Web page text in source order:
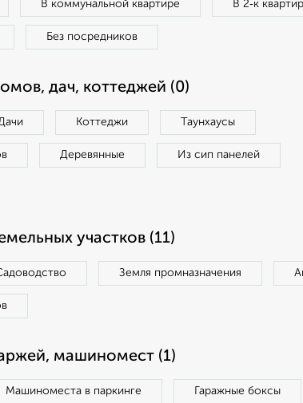
В коммунальной квартире В 2‑к
Без посредников
дач, коттеджей (0)
Коттеджи Таунхаусы
Деревянные Из сип панелей
участков (11)
Земля промназначения
машиномест (1)
Машиноместа в паркинге Гаражные боксы